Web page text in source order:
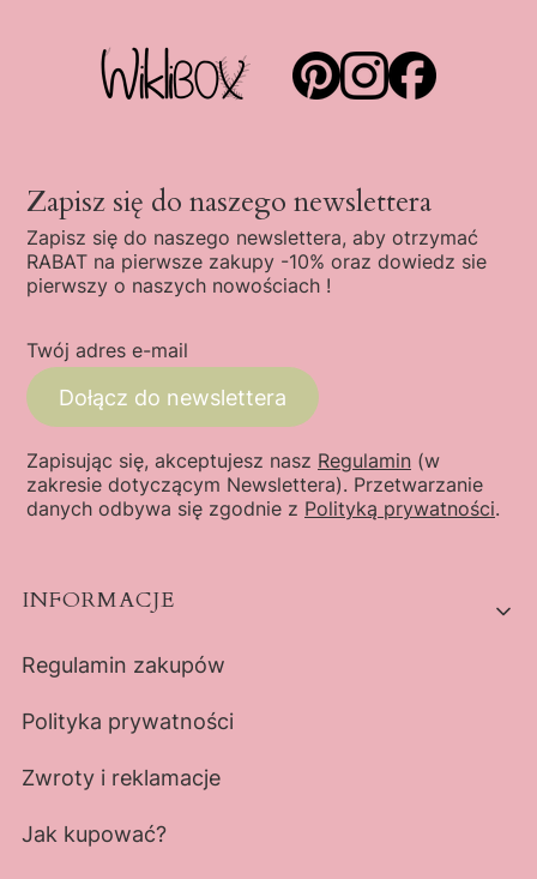
Zapisz się do naszego newslettera
Zapisz się do naszego newslettera, aby otrzymać
RABAT na pierwsze zakupy -10% oraz dowiedz sie
pierwszy o naszych nowościach !
Twój adres e-mail
Dołącz do newslettera
Zapisując się, akceptujesz nasz Regulamin (w
zakresie dotyczącym Newslettera). Przetwarzanie
danych odbywa się zgodnie z Polityką prywatności.
Linki w stopce
INFORMACJE
Regulamin zakupów
Polityka prywatności
Zwroty i reklamacje
Jak kupować?